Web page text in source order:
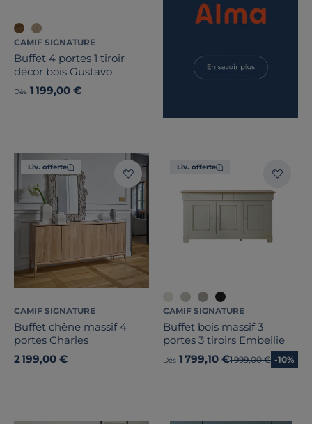
CAMIF SIGNATURE
Buffet 4 portes 1 tiroir
décor bois Gustavo
Dès 1 199,00 €
Liv. offerte
CAMIF SIGNATURE
Buffet chêne massif 4
portes Charles
2 199,00 €
Liv. offerte
CAMIF SIGNATURE
Buffet bois massif 3
portes 3 tiroirs Embellie
Dès 1 799,10 €Ancien prix
1 999,00 € -10%